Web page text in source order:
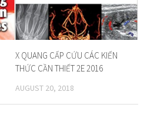
X QUANG CẤP CỨU CÁC KIẾN
THỨC CẦN THIẾT 2E 2016
AUGUST 20, 2018